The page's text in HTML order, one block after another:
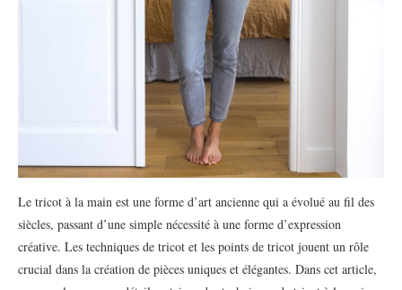
Le tricot à la main est une forme d’art ancienne qui a évolué au fil des
siècles, passant d’une simple nécessité à une forme d’expression
créative. Les techniques de tricot et les points de tricot jouent un rôle
crucial dans la création de pièces uniques et élégantes. Dans cet article,